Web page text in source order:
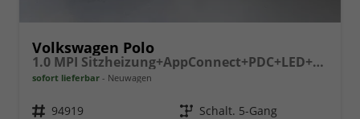
Volkswagen Polo
1.0 MPI Sitzheizung+AppConnect+PDC+LED+Touch+Lichtsensor+MultiLenkrad
sofort lieferbar Neuwagen
Fahrzeugnr. 94919 Getriebe Schalt. 5-Gang